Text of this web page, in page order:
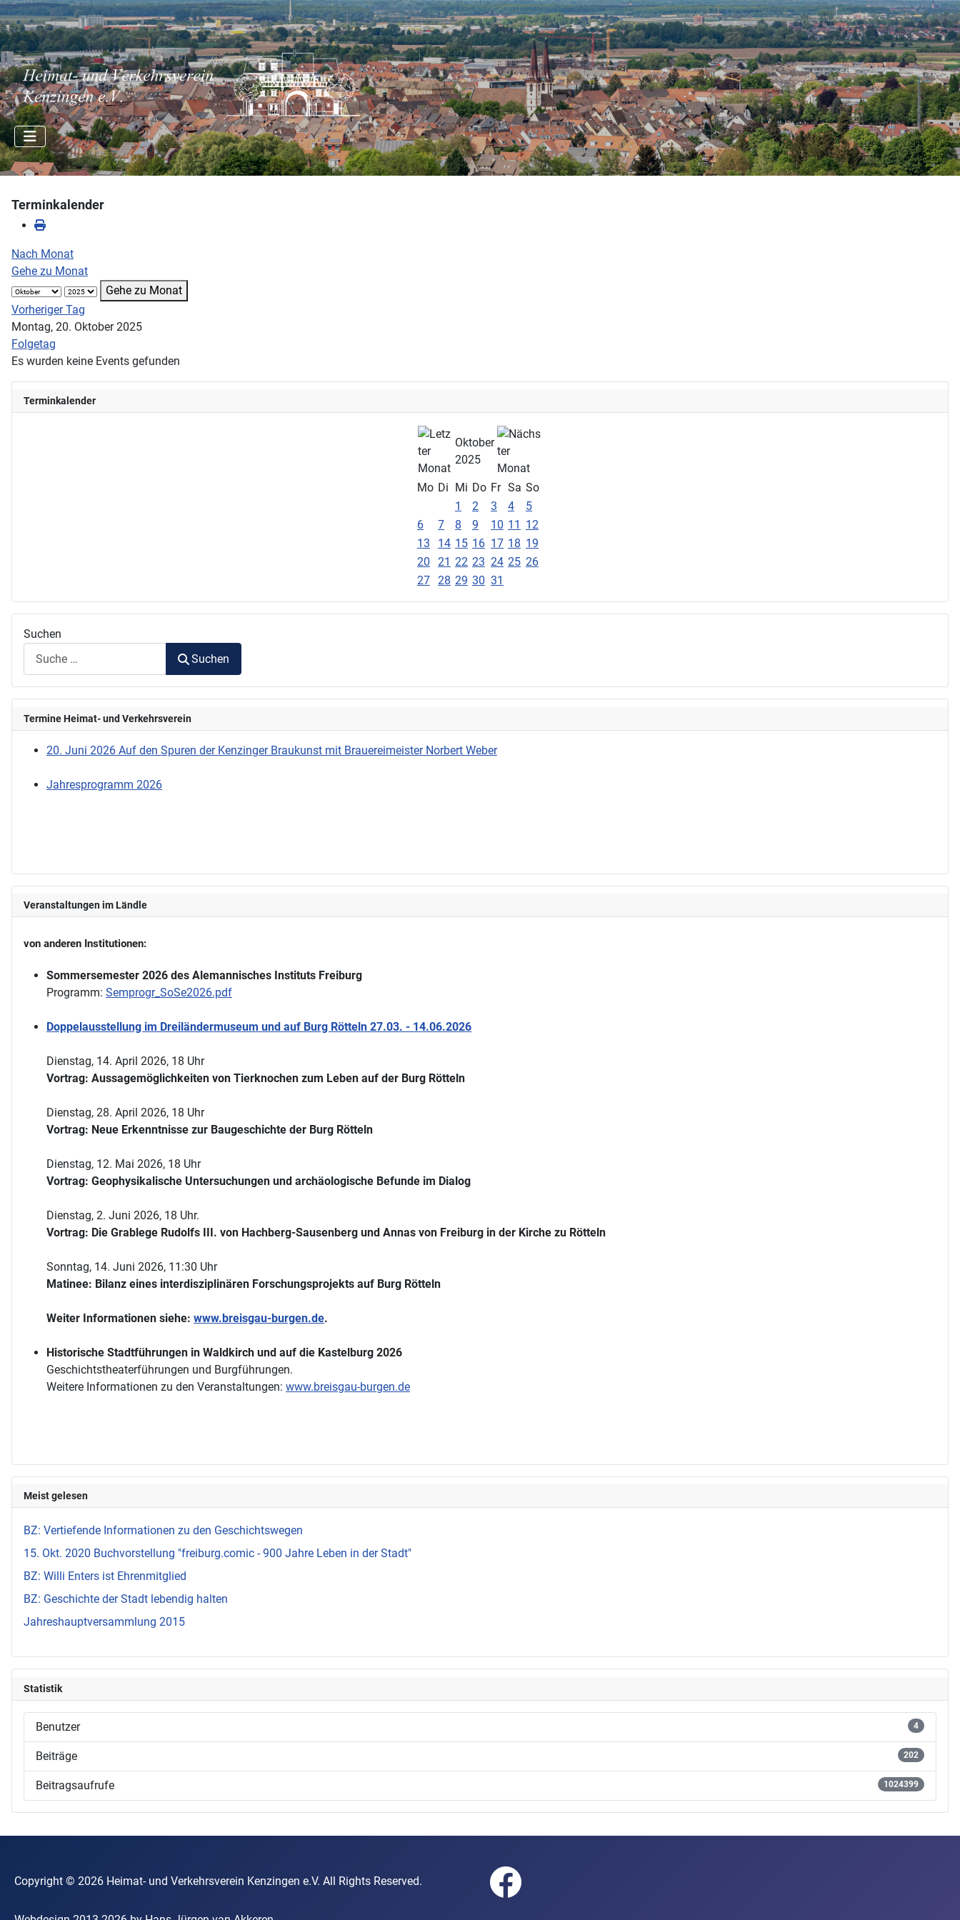
Terminkalender
Oktober
2025
Mo Di Mi Do Fr Sa So
1
2 3 4
5
6
7 8 9 10 11
12
13
14 15 16 17 18 19
20
21 22 23 24 25 26
27 28 29 30 31
Suchen
Suchen
Termine Heimat- und Verkehrsverein
20. Juni 2026 Auf den Spuren der Kenzinger Braukunst mit Brauereimeister Norbert Weber
Jahresprogramm 2026
Veranstaltungen im Ländle
von anderen Institutionen:
Sommersemester 2026 des Alemannisches Instituts Freiburg
Programm: Semprogr_SoSe2026.pdf
Doppelausstellung im Dreiländermuseum und auf Burg Rötteln 27.03. - 14.06.2026
Dienstag, 14. April 2026, 18 Uhr
Vortrag: Aussagemöglichkeiten von Tierknochen zum Leben auf der Burg Rötteln
Dienstag, 28. April 2026, 18 Uhr
Vortrag: Neue Erkenntnisse zur Baugeschichte der Burg Rötteln
Dienstag, 12. Mai 2026, 18 Uhr
Vortrag: Geophysikalische Untersuchungen und archäologische Befunde im Dialog
Dienstag, 2. Juni 2026, 18 Uhr.
Vortrag: Die Grablege Rudolfs III. von Hachberg-Sausenberg und Annas von Freiburg in der Kirche zu Rötteln
Sonntag, 14. Juni 2026, 11:30 Uhr
Matinee: Bilanz eines interdisziplinären Forschungsprojekts auf Burg Rötteln
Weiter Informationen siehe: www.breisgau-burgen.de.
Historische Stadtführungen in Waldkirch und auf die Kastelburg 2026
Geschichtstheaterführungen und Burgführungen.
Weitere Informationen zu den Veranstaltungen: www.breisgau-burgen.de
Meist gelesen
BZ: Vertiefende Informationen zu den Geschichtswegen
15. Okt. 2020 Buchvorstellung "freiburg.comic - 900 Jahre Leben in der Stadt"
BZ: Willi Enters ist Ehrenmitglied
BZ: Geschichte der Stadt lebendig halten
Jahreshauptversammlung 2015
Statistik
Benutzer 4
Beiträge 202
Beitragsaufrufe 1024399
Terminkalender
Nach Monat
Gehe zu Monat
Gehe zu Monat
Vorheriger Tag
Montag, 20. Oktober 2025
Folgetag
Es wurden keine Events gefunden
Copyright © 2026 Heimat- und Verkehrsverein Kenzingen e.V. All Rights Reserved.